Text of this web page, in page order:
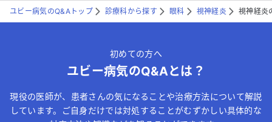
ユビー病気のQ&Aトップ 診療科から探す 眼科 視神経炎 視神経炎
初めての方へ
ユビー病気のQ&Aとは？
現役の医師が、患者さんの気になることや治療方法について解説
しています。ご自身だけでは対処することがむずかしい具体的な